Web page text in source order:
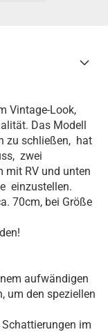
Vintage-Look,
Das Modell
zu schließen, hat
zwei
mit RV und unten
einzustellen.
70cm, bei Größe
aufwändigen
um den speziellen
im